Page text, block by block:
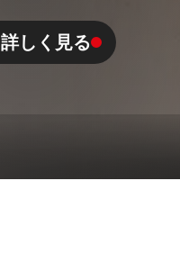
詳しく見る